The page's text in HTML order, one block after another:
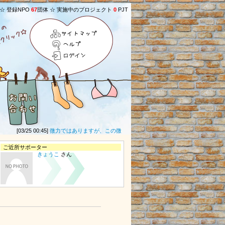
登録NPO 67団体 ☆ 実施中のプロジェクト 0 PJT
サイトマップ
ヘルプ
ログイン
[03/25 00:45]微力ではありますが、この微力があなた方への救いになることを願いま
ご近所サポーター
きょうこ さん